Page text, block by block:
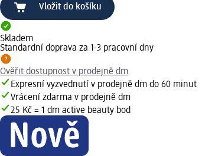
Vložit do košíku
Skladem
Standardní doprava za 1-3 pracovní dny
Ověřit dostupnost v prodejně dm
Expresní vyzvednutí v prodejně dm do 60 minut
Vrácení zdarma v prodejně dm
25 Kč = 1 dm active beauty bod